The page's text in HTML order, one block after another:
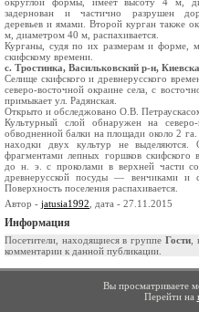
задернован и частично разрушен
деревьев и ямами. Второй курган также
м, диаметром 40 м, распахивается.
Курганы, судя по их размерам и форме,
скифскому времени.
с. Тростинка, Васильковский р-н,
Селище скифского и древнерусского
северо-восточной окраине села, с
примыкает ул. Радянская.
Открыто и обследжовано О.В. Петраускасом
Культурный слой обнаружен на северо-
обводненной балки на площади около 2
находки двух культур не выделяются.
фрагментами лепных горшков скифского
до н. э. с проколами в верхней части
древнерусской посуды — венчиками и
Поверхность поселения распахивается.
Автор - jatusia1992 , дата - 27.11.2015
Информация
Посетители, находящиеся в группе Гости,
комментарии к данной публикации.
Вы просматриваете
Перейти на